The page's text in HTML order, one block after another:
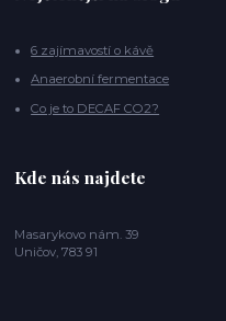
6 zajímavostí o kávě
Anaerobní fermentace
Co je to DECAF CO2?
Kde nás najdete
Masarykovo nám. 39
Uničov, 783 91